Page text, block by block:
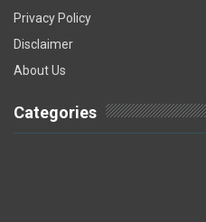
Privacy Policy
Disclaimer
About Us
Categories